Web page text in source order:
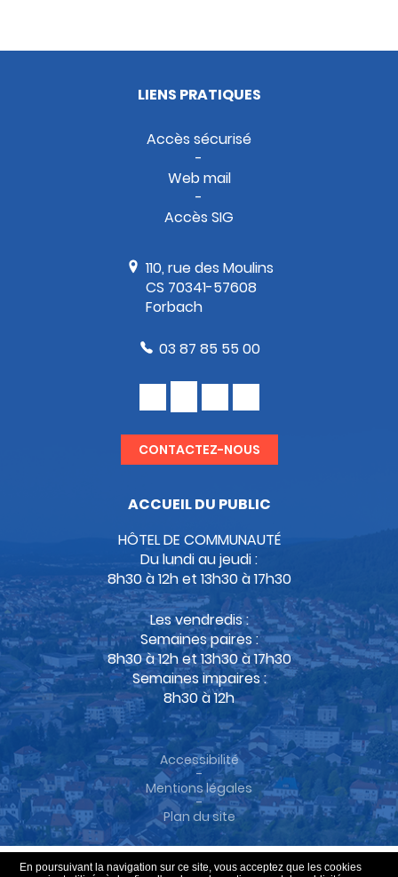
En poursuivant la navigation sur ce site, vous acceptez que les cookies
LIENS PRATIQUES
Accès sécurisé
Web mail
Accès SIG
110, rue des Moulins
CS 70341-57608
Forbach
03 87 85 55 00
CONTACTEZ-NOUS
ACCUEIL DU PUBLIC
HÔTEL DE COMMUNAUTÉ
Du lundi au jeudi :
8h30 à 12h et 13h30 à 17h30
Les vendredis :
Semaines paires :
8h30 à 12h et 13h30 à 17h30
Semaines impaires :
8h30 à 12h
Accessibilité
-
Mentions légales
-
Plan du site